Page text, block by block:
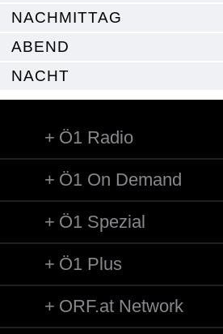
NACHMITTAG
ABEND
NACHT
Ö1 Radio
Ö1 On Demand
Ö1 Spezial
Ö1 Plus
ORF.at Network